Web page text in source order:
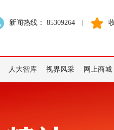
新闻热线： 85309264
人大智库 视界风采 网上商城